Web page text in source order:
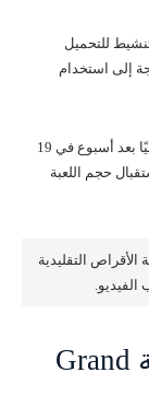
للتحميل
إلى استخدام
في 12 نوفمبر، مع إطلاق اللعبة رسميًا بعد أسبوع في 19
حجم اللعبة
الأقراص التقليدية
⚙️ تحليلات تقنية حول نسخة Grand